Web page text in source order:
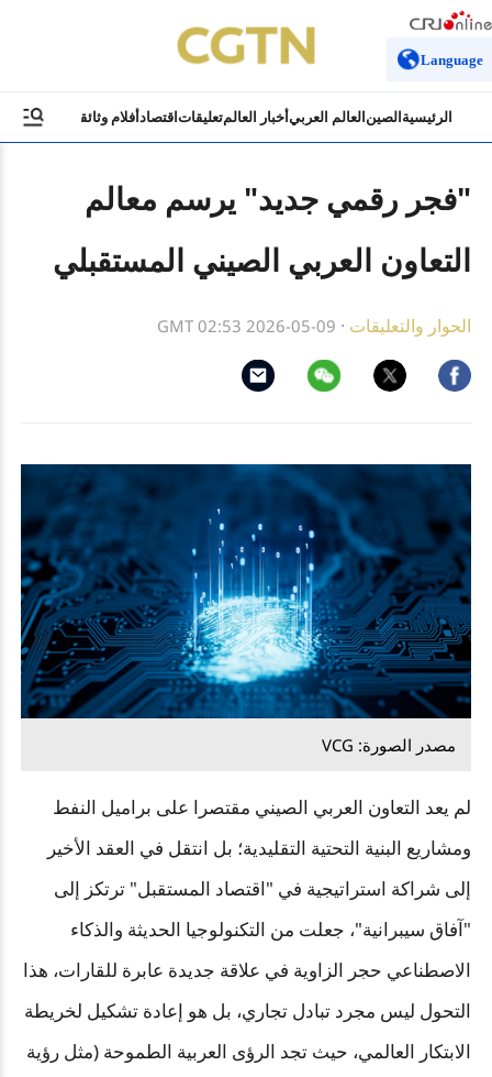
Language
الرئيسية الصين العالم العربيأخبار العالمتعليقات اقتصادأفلام وثائقية ثقافة
"فجر رقمي جديد" يرسم معالم
التعاون العربي الصيني المستقبلي
الحوار والتعليقات ·
GMT 02:53 2026-05-09
مصدر الصورة: VCG
لم يعد التعاون العربي الصيني مقتصرا على براميل النفط
ومشاريع البنية التحتية التقليدية؛ بل انتقل في العقد الأخير
إلى شراكة استراتيجية في "اقتصاد المستقبل" ترتكز إلى
"آفاق سيبرانية"، جعلت من التكنولوجيا الحديثة والذكاء
الاصطناعي حجر الزاوية في علاقة جديدة عابرة للقارات، هذا
التحول ليس مجرد تبادل تجاري، بل هو إعادة تشكيل لخريطة
الابتكار العالمي، حيث تجد الرؤى العربية الطموحة (مثل رؤية